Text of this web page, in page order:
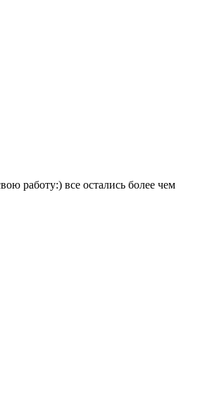
работу:) все остались более чем